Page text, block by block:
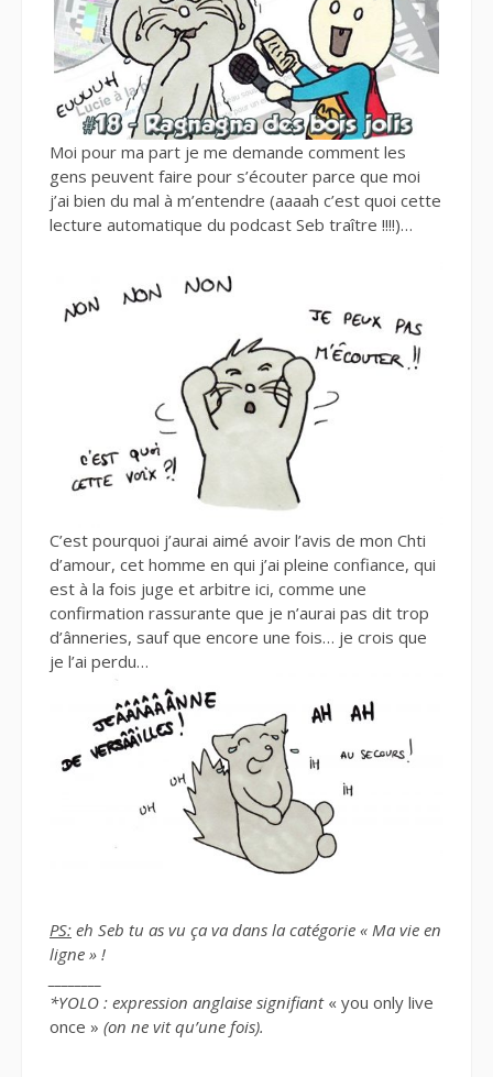
Moi pour ma part je me demande comment les
gens peuvent faire pour s’écouter parce que moi
j’ai bien du mal à m’entendre (aaaah c’est quoi cette
lecture automatique du podcast Seb traître !!!!)…
C’est pourquoi j’aurai aimé avoir l’avis de mon Chti
d’amour, cet homme en qui j’ai pleine confiance, qui
est à la fois juge et arbitre ici, comme une
confirmation rassurante que je n’aurai pas dit trop
d’ânneries, sauf que encore une fois… je crois que
je l’ai perdu…
PS: eh Seb tu as vu ça va dans la catégorie « Ma vie en
ligne » !
*YOLO : expression anglaise signifiant« you only live
once » (on ne vit qu’une fois).